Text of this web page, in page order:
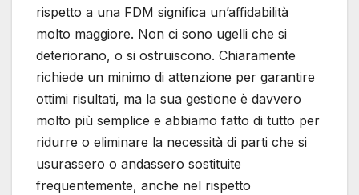
rispetto a una FDM significa un’affidabilità
molto maggiore. Non ci sono ugelli che si
deteriorano, o si ostruiscono. Chiaramente
richiede un minimo di attenzione per garantire
ottimi risultati, ma la sua gestione è davvero
molto più semplice e abbiamo fatto di tutto per
ridurre o eliminare la necessità di parti che si
usurassero o andassero sostituite
frequentemente, anche nel rispetto